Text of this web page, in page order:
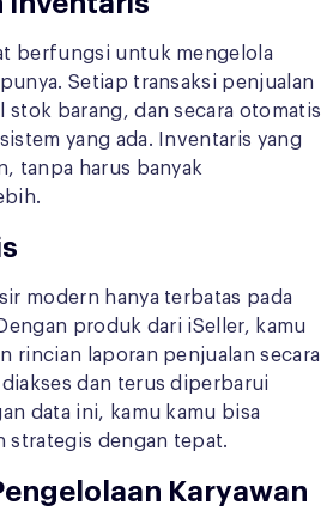
berfungsi untuk mengelola
Setiap transaksi penjualan
stok barang, dan secara otomatis
yang ada. Inventaris yang
tanpa harus banyak
modern hanya terbatas pada
produk dari iSeller, kamu
rincian laporan penjualan secara
dan terus diperbarui
data ini, kamu kamu bisa
strategis dengan tepat.
Karyawan